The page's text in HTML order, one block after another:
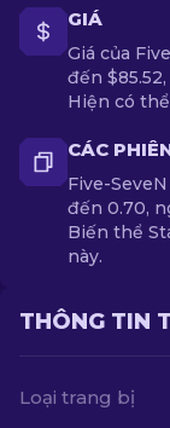
GIÁ
Giá của
đến
Hiện có
CÁC
Five-
đến 0.70,
Biến thể
này.
THÔNG TIN
Loại trang bị